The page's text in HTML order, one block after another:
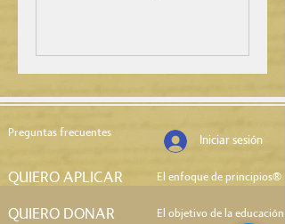
Preguntas frecuentes
Iniciar sesión
El enfoque de principios®
El objetivo de la educación
QUIERO DONAR
QUIERO APLICAR